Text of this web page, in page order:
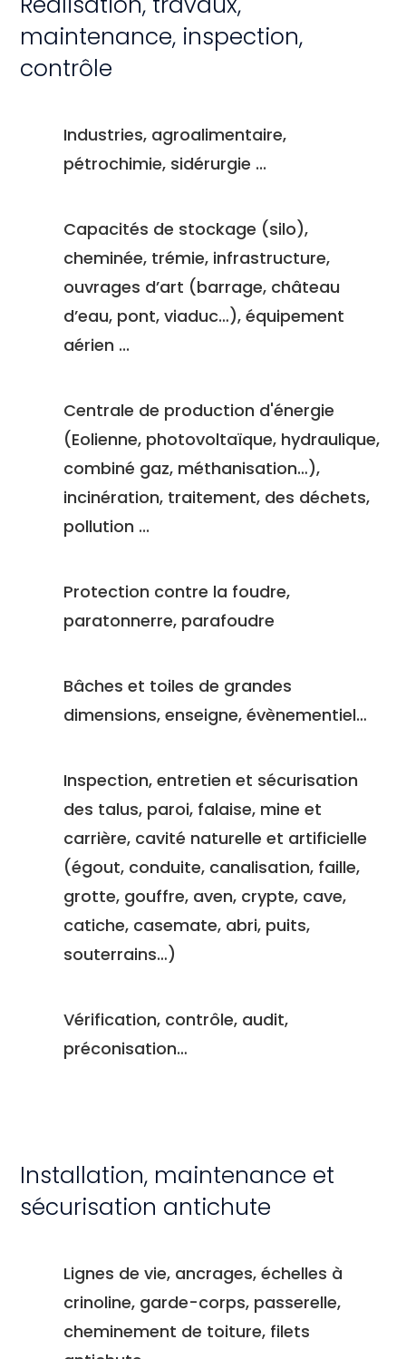
maintenance, inspection,
contrôle
Industries, agroalimentaire,
pétrochimie, sidérurgie ...
Capacités de stockage (silo),
cheminée, trémie, infrastructure,
ouvrages d’art (barrage, château
d’eau, pont, viaduc…), équipement
aérien ...
Centrale de production d'énergie
(Eolienne, photovoltaïque, hydraulique,
combiné gaz, méthanisation…),
incinération, traitement, des déchets,
pollution ...
Protection contre la foudre,
paratonnerre, parafoudre
Bâches et toiles de grandes
dimensions, enseigne, évènementiel…
Inspection, entretien et sécurisation
des talus, paroi, falaise, mine et
carrière, cavité naturelle et artificielle
(égout, conduite, canalisation, faille,
grotte, gouffre, aven, crypte, cave,
catiche, casemate, abri, puits,
souterrains…)
Vérification, contrôle, audit,
préconisation…
Installation, maintenance et
sécurisation antichute
Lignes de vie, ancrages, échelles à
crinoline, garde-corps, passerelle,
cheminement de toiture, filets